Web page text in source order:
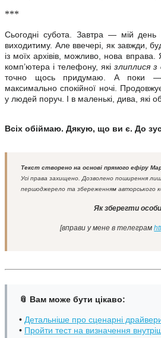
***
Сьогодні субота. Завтра — мій
виходитиму. Але ввечері, як завжди,
із моїх архівів, можливо, нова
комп’ютера і телефону, які злиплися
точно щось придумаю. А поки —
максимально спокійної ночі.
у людей поруч. І в маленькі, дива, які
Всіх обіймаю. Дякую, що ви є. До
Текст створено на основі прямого ефіру
Усі права захищено. Дозволено поширення
першоджерело та збереженням авторського
Як зберегти
[вправи у мене в телеграм
📎 Вам може бути цікаво:
• Детальніше про сценарні
• Пройти тест на визначення